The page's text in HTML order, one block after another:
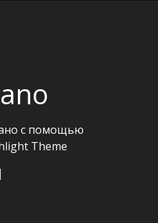
с помощью
Theme